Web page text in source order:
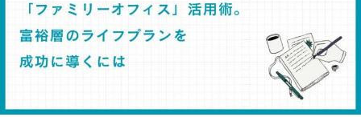
利用者の声
無料ご相談